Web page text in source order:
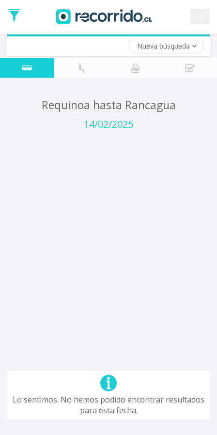
Nueva búsqueda
de
Ida
Vuelta (opcional)
Fecha
de
Requinoa hasta Rancagua
14/02/2025
Lo sentimos. No hemos podido encontrar resultados
para esta fecha.